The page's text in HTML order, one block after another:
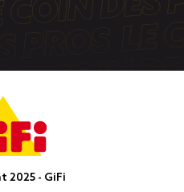
2025 - GiFi